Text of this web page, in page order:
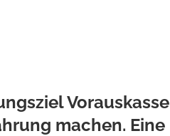
Vorauskasse
machen. Eine